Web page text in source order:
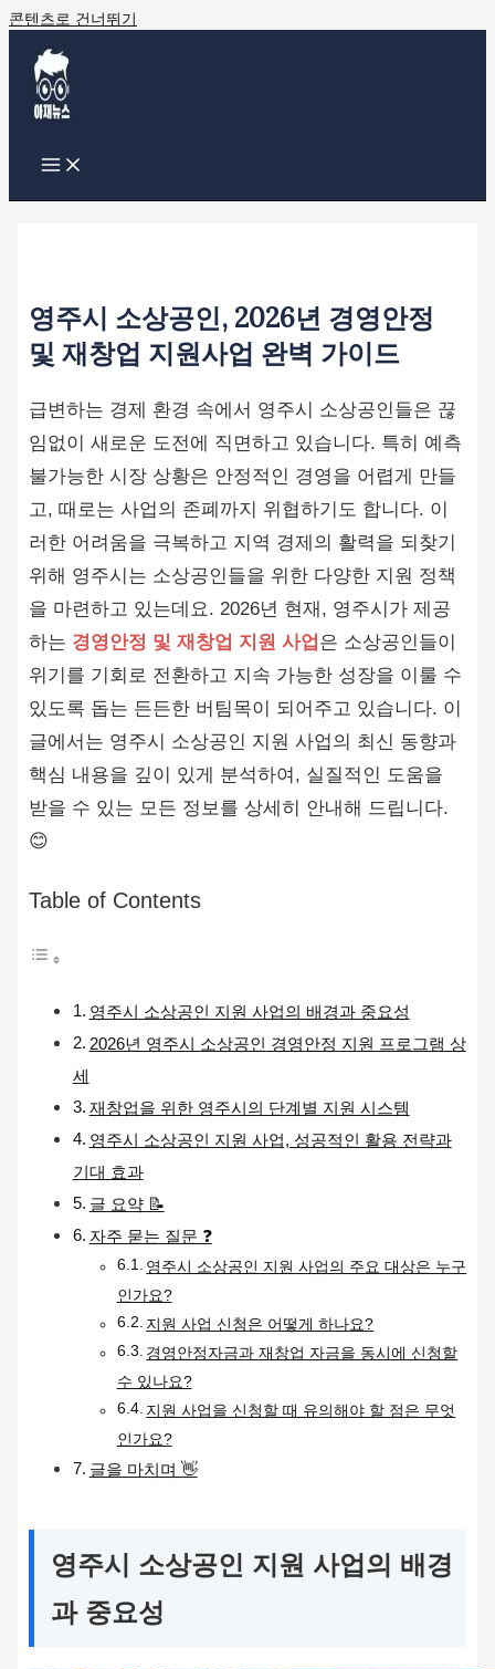
콘텐츠로 건너뛰기
영주시 소상공인, 2026년 경영안정
및 재창업 지원사업 완벽 가이드
급변하는 경제 환경 속에서 영주시 소상공인들은 끊
임없이 새로운 도전에 직면하고 있습니다. 특히 예측
불가능한 시장 상황은 안정적인 경영을 어렵게 만들
고, 때로는 사업의 존폐까지 위협하기도 합니다. 이
러한 어려움을 극복하고 지역 경제의 활력을 되찾기
위해 영주시는 소상공인들을 위한 다양한 지원 정책
을 마련하고 있는데요. 2026년 현재, 영주시가 제공
하는 경영안정 및 재창업 지원 사업 은 소상공인들이
위기를 기회로 전환하고 지속 가능한 성장을 이룰 수
있도록 돕는 든든한 버팀목이 되어주고 있습니다. 이
글에서는 영주시 소상공인 지원 사업의 최신 동향과
핵심 내용을 깊이 있게 분석하여, 실질적인 도움을
받을 수 있는 모든 정보를 상세히 안내해 드립니다.
😊
Table of Contents
영주시 소상공인 지원 사업의 배경과 중요성
2026년 영주시 소상공인 경영안정 지원 프로그램 상
세
재창업을 위한 영주시의 단계별 지원 시스템
영주시 소상공인 지원 사업, 성공적인 활용 전략과
기대 효과
글 요약 📝
자주 묻는 질문 ❓
영주시 소상공인 지원 사업의 주요 대상은 누구
인가요?
지원 사업 신청은 어떻게 하나요?
경영안정자금과 재창업 자금을 동시에 신청할
수 있나요?
지원 사업을 신청할 때 유의해야 할 점은 무엇
인가요?
글을 마치며 👋
영주시 소상공인 지원 사업의 배경
과 중요성